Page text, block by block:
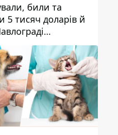
били та
5 тисяч доларів й
двох чоловіків